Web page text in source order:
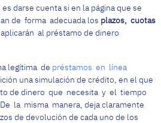
darse cuenta si en la página que se
de forma adecuada los plazos, cuotas
al préstamo de dinero
legítima de préstamos en línea
una simulación de crédito, en el que
de dinero que necesita y el tiempo
la misma manera, deja claramente
de devolución de cada uno de los